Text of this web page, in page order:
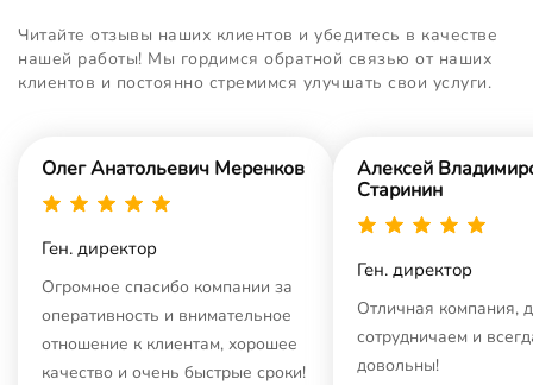
Читайте отзывы наших клиентов и убедитесь в качестве
нашей работы! Мы гордимся обратной связью от наших
клиентов и постоянно стремимся улучшать свои услуги.
Олег Анатольевич Меренков
Ген. директор
Огромное спасибо компании за
оперативность и внимательное
отношение к клиентам, хорошее
качество и очень быстрые сроки!
Алексей
Старинин
Ген. директор
Отличная компания,
сотрудничаем и
довольны!